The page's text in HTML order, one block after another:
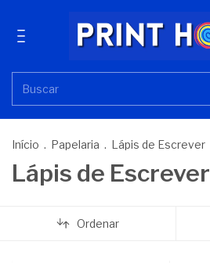
Início . Papelaria . Lápis de Escrever
Lápis de Escrever
Ordenar